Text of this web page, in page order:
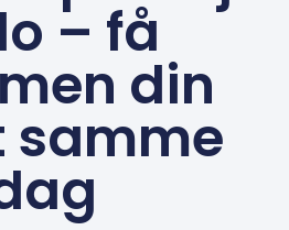
– få
din
samme